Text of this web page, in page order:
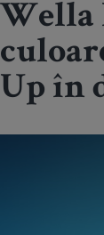
Wella
Up în